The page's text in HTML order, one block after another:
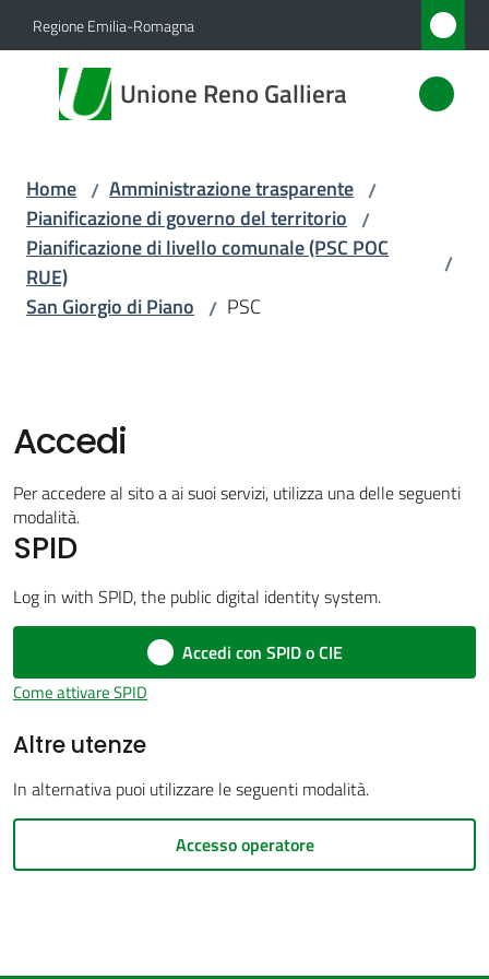
Vai al contenuto
Vai alla navigazione
Vai al footer
Regione Emilia-Romagna
Unione Reno Galliera
Unione
Reno
Amministrazione
Menu selezionato
Novità
Vivere
l'Unione
Amministrazione
trasparente
Menu selezionato
Tutti
argomenti...
su
Home / Amministrazione trasparente /
Pianificazione di governo del territorio /
Pianificazione di livello comunale (PSC POC
RUE)
/
San Giorgio di Piano / PSC
Accedi
Per accedere al sito a ai suoi servizi, utilizza una delle seguenti
modalità.
SPID
Log in with SPID, the public digital identity system.
Accedi con SPID o CIE
Come attivare SPID
Altre utenze
In alternativa puoi utilizzare le seguenti modalità.
Accesso operatore